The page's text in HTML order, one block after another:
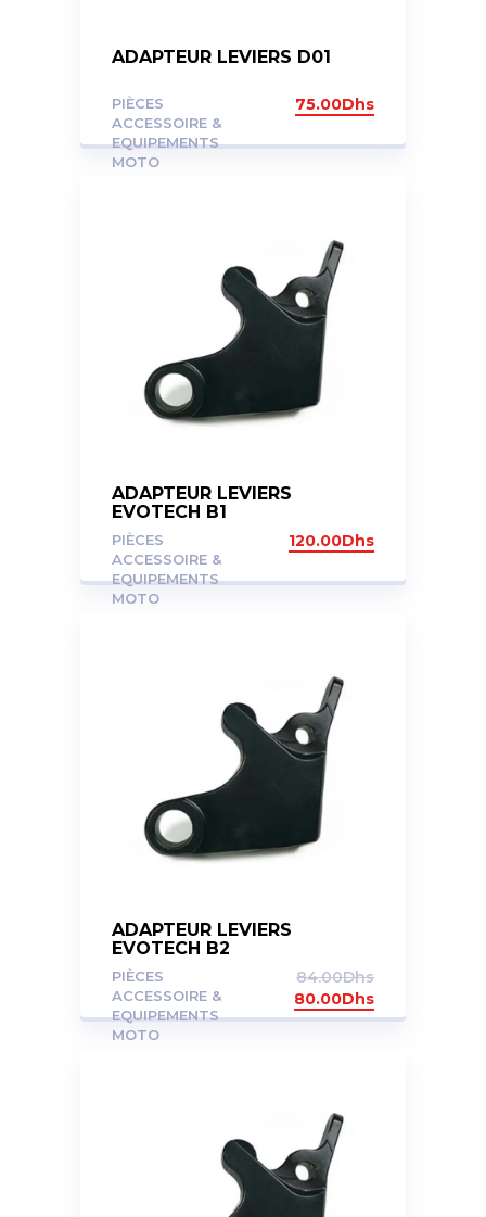
ADAPTEUR LEVIERS D01
PIÈCES
ACCESSOIRE &
EQUIPEMENTS
MOTO
75.00Dhs
ADAPTEUR LEVIERS
EVOTECH B1
PIÈCES
ACCESSOIRE &
EQUIPEMENTS
MOTO
120.00Dhs
ADAPTEUR LEVIERS
EVOTECH B2
PIÈCES
ACCESSOIRE &
EQUIPEMENTS
MOTO
84.00Dhs
80.00Dhs